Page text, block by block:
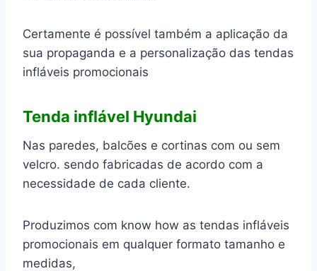
Certamente é possível também a aplicação da
sua propaganda e a personalização das tendas
infláveis promocionais
Tenda inflável Hyundai
Nas paredes, balcões e cortinas com ou sem
velcro. sendo fabricadas de acordo com a
necessidade de cada cliente.
Produzimos com know how as tendas infláveis
promocionais em qualquer formato tamanho e
medidas,